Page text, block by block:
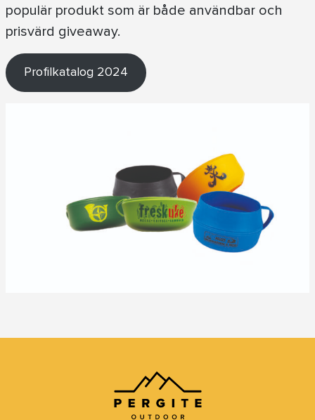
populär produkt som är både användbar och
prisvärd giveaway.
Profilkatalog 2024